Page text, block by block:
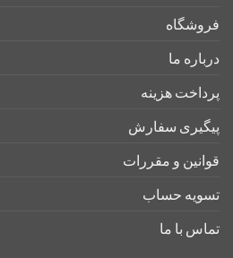
فروشگاه
درباره ما
پرداخت هزینه
پیگیری سفارش
قوانین و مقررات
تسویه حساب
تماس با ما